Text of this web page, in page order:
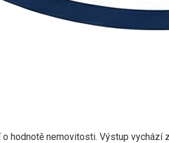
hodnotě nemovitosti. Výstup vychází